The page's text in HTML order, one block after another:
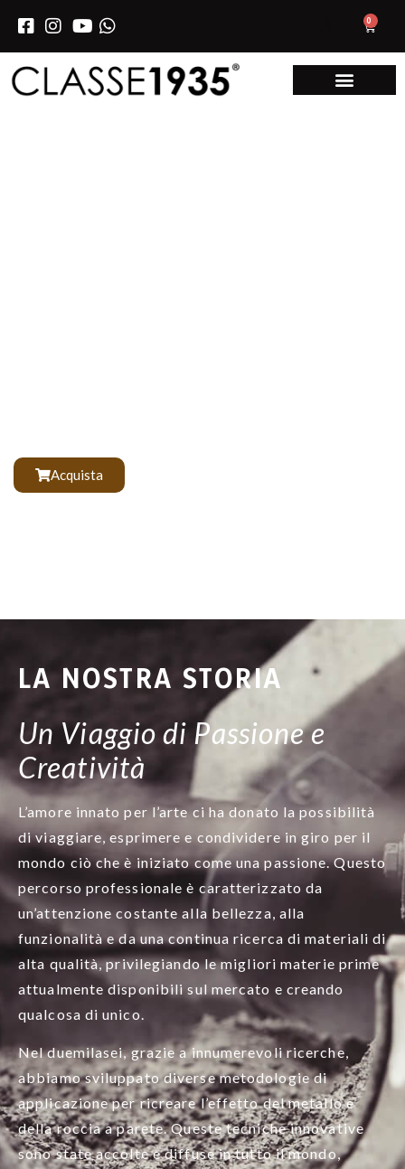
0
Acquista
LA NOSTRA STORIA
Un Viaggio di Passione e
Creatività
L’amore innato per l’arte ci ha donato la possibilità
di viaggiare, esprimere e condividere in giro per il
mondo ciò che è iniziato come una passione. Questo
percorso professionale è caratterizzato da
un’attenzione costante alla bellezza, alla
funzionalità e da una continua ricerca di materiali di
alta qualità, privilegiando le migliori materie prime
attualmente disponibili sul mercato e creando
qualcosa di unico.
Nel duemilasei, grazie a innumerevoli ricerche,
abbiamo sviluppato diverse metodologie di
applicazione per ricreare l’effetto del metallo e
della roccia a parete. Queste tecniche innovative
sono state accolte e diffuse in tutto il mondo,